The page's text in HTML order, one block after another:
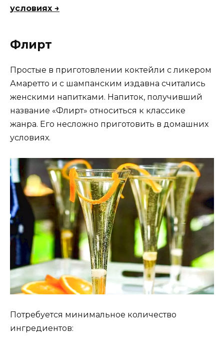
условиях →
Флирт
Простые в приготовлении коктейли с ликером
Амаретто и с шампанским издавна считались
женскими напитками. Напиток, получивший
название «Флирт» относиться к классике
жанра. Его несложно приготовить в домашних
условиях.
Потребуется минимальное количество
ингредиентов: